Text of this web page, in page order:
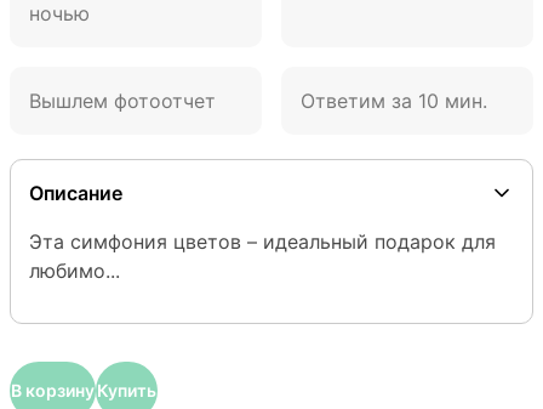
ночью
Вышлем фотоотчет Ответим за 10 мин.
Описание
Эта симфония цветов – идеальный подарок для
любимо...
В корзинуКупить